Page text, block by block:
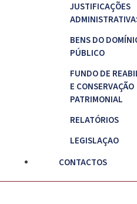
JUSTIFICAÇÕES
BENS DO
PÚBLICO
FUNDO DE
E CONSERVAÇÃO
PATRIMONIAL
RELATÓRIOS
LEGISLAÇAO
CONTACTOS